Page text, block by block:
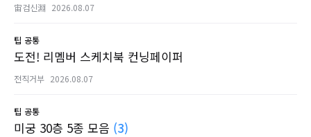
宙검신淵 2026.08.07
팁 공통
도전! 리멤버 스케치북 컨닝페이퍼
전직거부 2026.08.07
팁 공통
미궁 30층 5종 모음 (3)